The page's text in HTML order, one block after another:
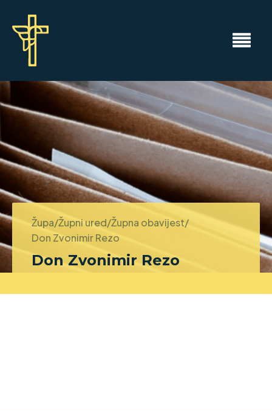
Župa/Župni ured/Župna obavijest/
Don Zvonimir Rezo
Don Zvonimir Rezo